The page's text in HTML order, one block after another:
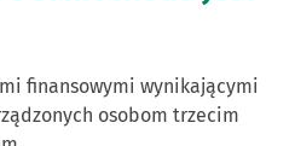
finansowymi wynikającymi
osobom trzecim